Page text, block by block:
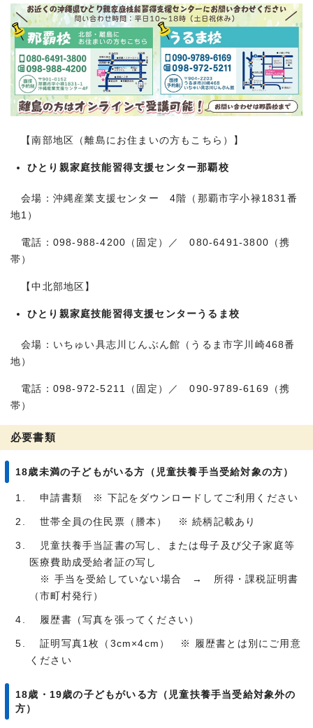
【南部地区（離島にお住まいの方もこちら）】
ひとり親家庭技能習得支援センター那覇校
会場：沖縄産業支援センター 4階（那覇市字小禄1831番
地1）
電話：098-988-4200（固定）／ 080-6491-3800（携
帯）
【中北部地区】
ひとり親家庭技能習得支援センターうるま校
会場：いちゅい具志川じんぶん館（うるま市字川崎468番
地）
電話：098-972-5211（固定）／ 090-9789-6169（携
帯）
必要書類
18歳未満の子どもがいる方（児童扶養手当受給対象の方）
申請書類 ※ 下記をダウンロードしてご利用ください
世帯全員の住民票（謄本） ※ 続柄記載あり
児童扶養手当証書の写し、または母子及び父子家庭等
医療費助成受給者証の写し
※ 手当を受給していない場合 → 所得・課税証明書
（市町村発行）
履歴書（写真を張ってください）
証明写真1枚（3cm×4cm） ※ 履歴書とは別にご用意
ください
18歳・19歳の子どもがいる方（児童扶養手当受給対象外の
方）